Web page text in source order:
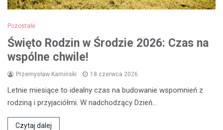
Pozostałe
Święto Rodzin w Środzie 2026: Czas na
wspólne chwile!
Przemysław Kamiński 18 czerwca 2026
Letnie miesiące to idealny czas na budowanie wspomnień z
rodziną i przyjaciółmi. W nadchodzący Dzień…
Czytaj dalej